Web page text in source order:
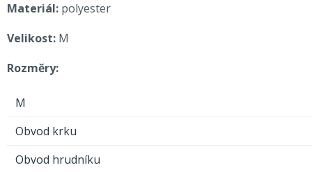
Materiál: polyester
Velikost: M
Rozměry:
M
Obvod krku
Obvod hrudníku